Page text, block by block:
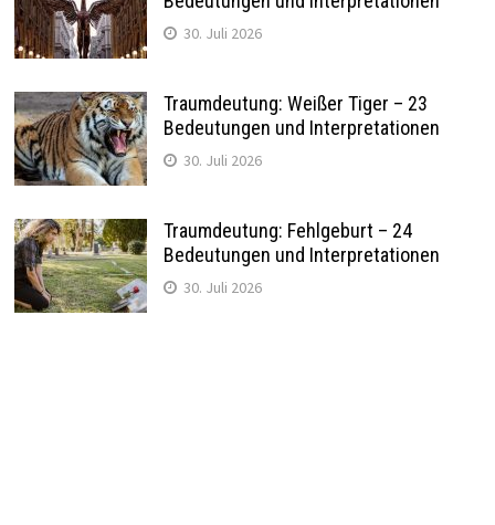
30. Juli 2026
Traumdeutung: Weißer Tiger – 23
Bedeutungen und Interpretationen
30. Juli 2026
Traumdeutung: Fehlgeburt – 24
Bedeutungen und Interpretationen
30. Juli 2026